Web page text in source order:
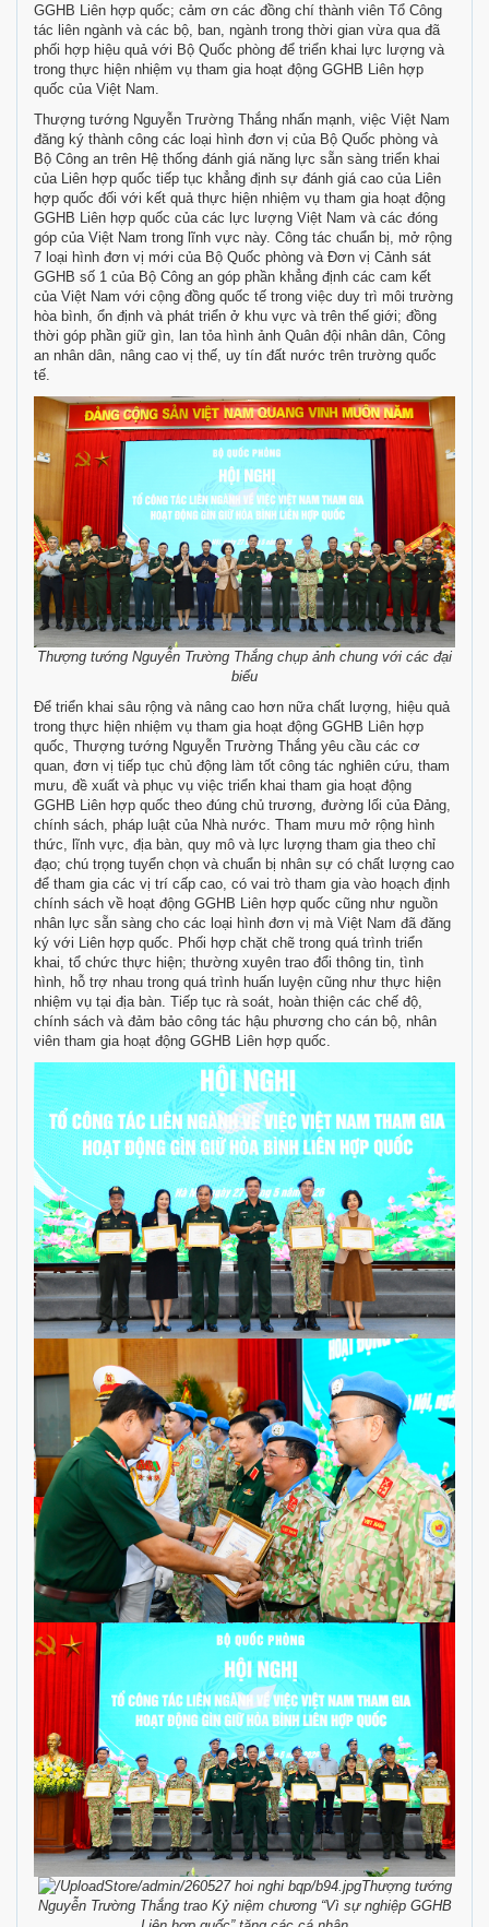
GGHB Liên hợp quốc; cảm ơn các đồng chí thành viên Tổ Công
tác liên ngành và các bộ, ban, ngành trong thời gian vừa qua đã
phối hợp hiệu quả với Bộ Quốc phòng để triển khai lực lượng và
trong thực hiện nhiệm vụ tham gia hoạt động GGHB Liên hợp
quốc của Việt Nam.
Thượng tướng Nguyễn Trường Thắng nhấn mạnh, việc Việt Nam
đăng ký thành công các loại hình đơn vị của Bộ Quốc phòng và
Bộ Công an trên Hệ thống đánh giá năng lực sẵn sàng triển khai
của Liên hợp quốc tiếp tục khẳng định sự đánh giá cao của Liên
hợp quốc đối với kết quả thực hiện nhiệm vụ tham gia hoạt động
GGHB Liên hợp quốc của các lực lượng Việt Nam và các đóng
góp của Việt Nam trong lĩnh vực này. Công tác chuẩn bị, mở rộng
7 loại hình đơn vị mới của Bộ Quốc phòng và Đơn vị Cảnh sát
GGHB số 1 của Bộ Công an góp phần khẳng định các cam kết
của Việt Nam với cộng đồng quốc tế trong việc duy trì môi trường
hòa bình, ổn định và phát triển ở khu vực và trên thế giới; đồng
thời góp phần giữ gìn, lan tỏa hình ảnh Quân đội nhân dân, Công
an nhân dân, nâng cao vị thế, uy tín đất nước trên trường quốc
tế.
Thượng tướng Nguyễn Trường Thắng chụp ảnh chung với các đại
biểu
Để triển khai sâu rộng và nâng cao hơn nữa chất lượng, hiệu quả
trong thực hiện nhiệm vụ tham gia hoạt động GGHB Liên hợp
quốc, Thượng tướng Nguyễn Trường Thắng yêu cầu các cơ
quan, đơn vị tiếp tục chủ động làm tốt công tác nghiên cứu, tham
mưu, đề xuất và phục vụ việc triển khai tham gia hoạt động
GGHB Liên hợp quốc theo đúng chủ trương, đường lối của Đảng,
chính sách, pháp luật của Nhà nước. Tham mưu mở rộng hình
thức, lĩnh vực, địa bàn, quy mô và lực lượng tham gia theo chỉ
đạo; chú trọng tuyển chọn và chuẩn bị nhân sự có chất lượng cao
để tham gia các vị trí cấp cao, có vai trò tham gia vào hoạch định
chính sách về hoạt động GGHB Liên hợp quốc cũng như nguồn
nhân lực sẵn sàng cho các loại hình đơn vị mà Việt Nam đã đăng
ký với Liên hợp quốc. Phối hợp chặt chẽ trong quá trình triển
khai, tổ chức thực hiện; thường xuyên trao đổi thông tin, tình
hình, hỗ trợ nhau trong quá trình huấn luyện cũng như thực hiện
nhiệm vụ tại địa bàn. Tiếp tục rà soát, hoàn thiện các chế độ,
chính sách và đảm bảo công tác hậu phương cho cán bộ, nhân
viên tham gia hoạt động GGHB Liên hợp quốc.
Thượng tướng
Nguyễn Trường Thắng trao Kỷ niệm chương “Vì sự nghiệp GGHB